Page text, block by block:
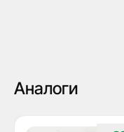
Аналоги